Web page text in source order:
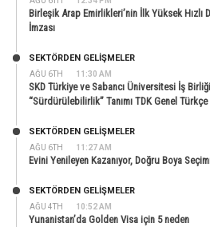
Birleşik Arap Emirlikleri’nin İlk Yüksek
İmzası
AĞU 6TH 11:30 AM
SEKTÖRDEN GELIŞMELER
SKD Türkiye ve Sabancı Üniversitesi İş
“Sürdürülebilirlik” Tanımı TDK Genel
AĞU 6TH 11:27 AM
SEKTÖRDEN GELIŞMELER
Evini Yenileyen Kazanıyor, Doğru Boya
AĞU 4TH 10:52 AM
SEKTÖRDEN GELIŞMELER
Yunanistan’da Golden Visa için 5 neden